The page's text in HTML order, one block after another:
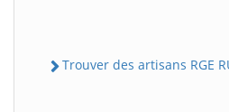
Trouver des artisans RGE